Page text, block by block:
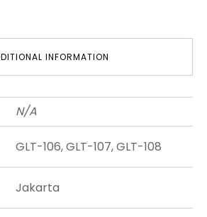
INFORMATION
N/A
GLT-106, GLT-107, GLT-108
Jakarta